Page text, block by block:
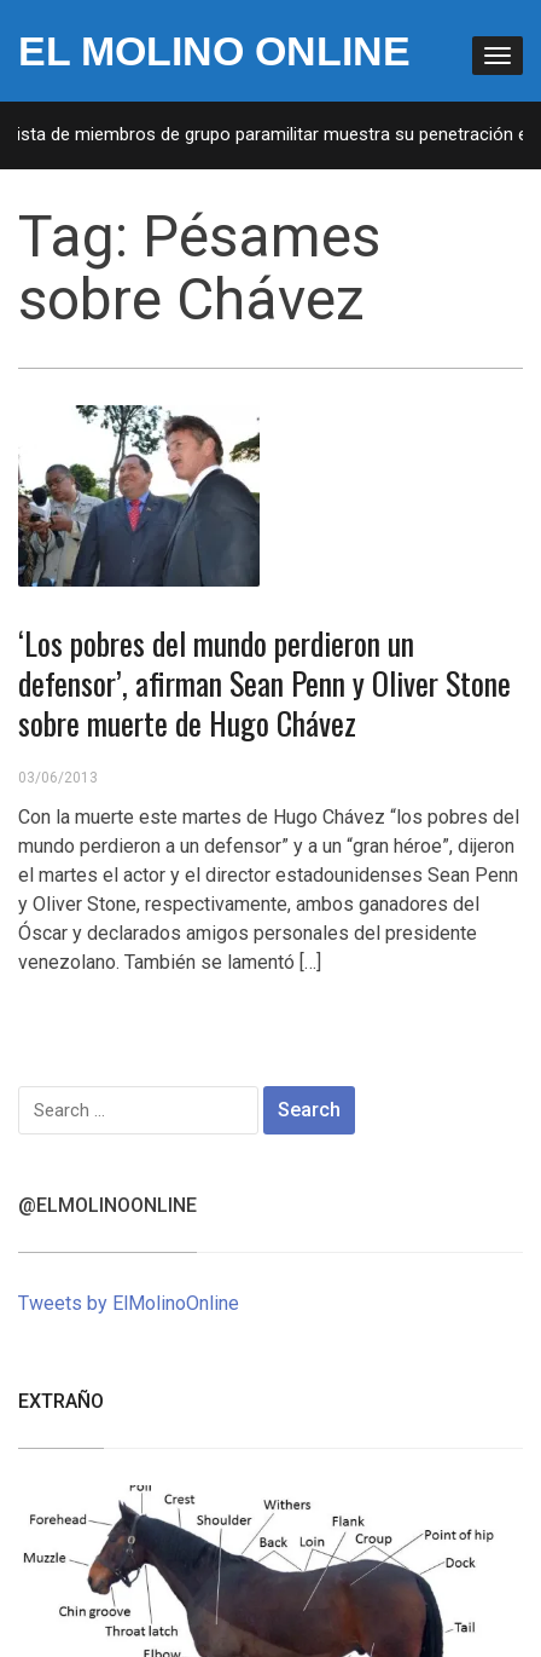
EL MOLINO ONLINE
de miembros de grupo paramilitar muestra su penetración en
Tag: Pésames
sobre Chávez
‘Los pobres del mundo perdieron un
defensor’, afirman Sean Penn y Oliver Stone
sobre muerte de Hugo Chávez
03/06/2013
Con la muerte este martes de Hugo Chávez “los pobres del
mundo perdieron a un defensor” y a un “gran héroe”, dijeron
el martes el actor y el director estadounidenses Sean Penn
y Oliver Stone, respectivamente, ambos ganadores del
Óscar y declarados amigos personales del presidente
venezolano. También se lamentó […]
Search
for:
@ELMOLINOONLINE
Tweets by ElMolinoOnline
EXTRAÑO